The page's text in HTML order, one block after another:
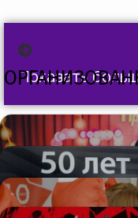
Показать
UTC
IDC &